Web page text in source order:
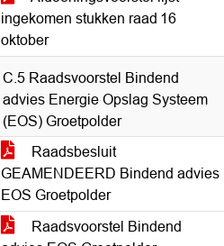
ingekomen stukken raad 16
oktober
C.5 Raadsvoorstel Bindend
advies Energie Opslag Systeem
(EOS) Groetpolder
Raadsbesluit
GEAMENDEERD Bindend advies
EOS Groetpolder
Raadsvoorstel Bindend